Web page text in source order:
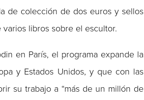
de colección de dos euros y sellos
varios libros sobre el escultor.
en París, el programa expande la
y Estados Unidos, y que con las
su trabajo a “más de un millón de